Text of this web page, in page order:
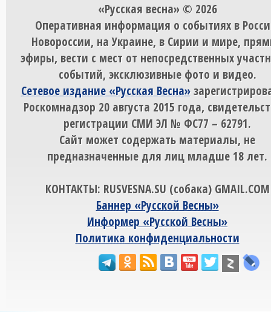
«Русская весна» © 2026
Оперативная информация о событиях в
Новороссии, на Украине, в Сирии и мире,
эфиры, вести с мест от непосредственных
событий, эксклюзивные фото и видео.
Сетевое издание «Русская Весна»
Роскомнадзор 20 августа 2015 года,
регистрации СМИ ЭЛ № ФС77 – 62791.
Сайт может содержать материалы, не
предназначенные для лиц младше 18 лет.
КОНТАКТЫ: RUSVESNA.SU (собака) GMAIL.COM
Баннер «Русской Весны»
Информер «Русской Весны»
Политика конфиденциальности